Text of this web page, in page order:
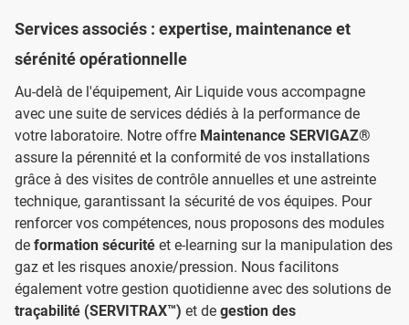
Services associés : expertise, maintenance et
sérénité opérationnelle
Au-delà de l'équipement, Air Liquide vous accompagne
avec une suite de services dédiés à la performance de
votre laboratoire. Notre offre Maintenance SERVIGAZ®
assure la pérennité et la conformité de vos installations
grâce à des visites de contrôle annuelles et une astreinte
technique, garantissant la sécurité de vos équipes. Pour
renforcer vos compétences, nous proposons des modules
de formation sécurité et e-learning sur la manipulation des
gaz et les risques anoxie/pression. Nous facilitons
également votre gestion quotidienne avec des solutions de
traçabilité (SERVITRAX™) et de gestion des